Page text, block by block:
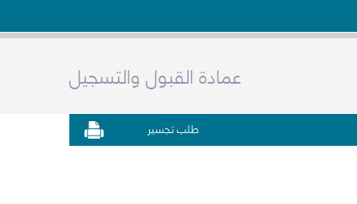
عمادة القبول والتسجيل
طلب تجسير